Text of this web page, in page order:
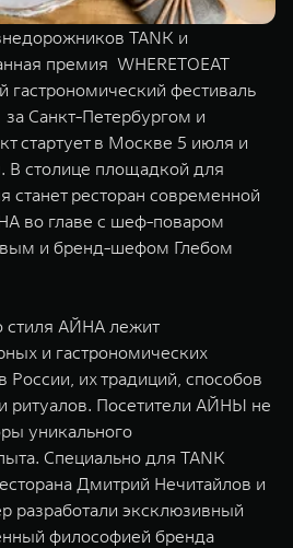
WEY 05
Эстетика
от 5 699
WEY 80
Масштаб
от 8 099
TANK и
премия WHERETOEAT
гастрономический фестиваль
Санкт-Петербургом и
стартует в Москве 5 июля и
В столице площадкой для
станет ресторан современной
во главе с шеф-поваром
и бренд-шефом Глебом
стиля АЙНА лежит
и гастрономических
России, их традиций, способов
ритуалов. Посетители АЙНЫ не
уникального
Специально для TANK
Дмитрий Нечитайлов и
разработали эксклюзивный
философией бренда